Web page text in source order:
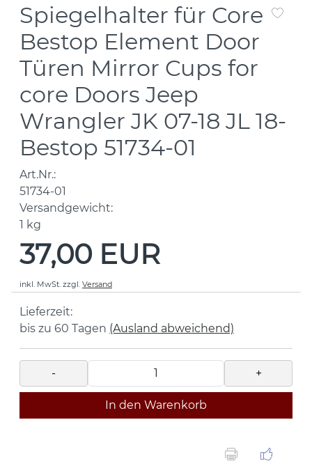
Spiegelhalter für Core
Bestop Element Door
Türen Mirror Cups for
core Doors Jeep
Wrangler JK 07-18 JL 18-
Bestop 51734-01
Art.Nr.:
51734-01
Versandgewicht:
1 kg
37,00 EUR
inkl. MwSt. zzgl. Versand
Lieferzeit:
bis zu 60 Tagen (Ausland abweichend)
- +
In den Warenkorb